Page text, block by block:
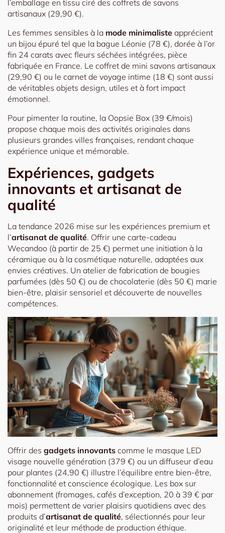
l’emballage en tissu ciré des coffrets de savons
artisanaux (29,90 €).
Les femmes sensibles à la mode minimaliste apprécient
un bijou épuré tel que la bague Léonie (78 €), dorée à l’or
fin 24 carats avec fleurs séchées intégrées, pièce
fabriquée en France. Le coffret de mini savons artisanaux
(29,90 €) ou le carnet de voyage intime (18 €) sont aussi
de véritables objets design, utiles et à fort impact
émotionnel.
Pour pimenter la routine, la Oopsie Box (39 €/mois)
propose chaque mois des activités originales dans
plusieurs grandes villes françaises, rendant chaque
expérience unique et mémorable.
Expériences, gadgets
innovants et artisanat de
qualité
La tendance 2026 mise sur les expériences premium et
l’artisanat de qualité. Offrir une carte-cadeau
Wecandoo (à partir de 25 €) permet une initiation à la
céramique ou à la cosmétique naturelle, adaptées aux
envies créatives. Un atelier de fabrication de bougies
parfumées (dès 50 €) ou de chocolaterie (dès 50 €) marie
bien-être, plaisir sensoriel et découverte de nouvelles
compétences.
Offrir des gadgets innovants comme le masque LED
visage nouvelle génération (379 €) ou un diffuseur d’eau
pour plantes (24,90 €) illustre l’équilibre entre bien-être,
fonctionnalité et conscience écologique. Les box sur
abonnement (fromages, cafés d’exception, 20 à 39 € par
mois) permettent de varier plaisirs quotidiens avec des
produits d’artisanat de qualité, sélectionnés pour leur
originalité et leur méthode de production éthique.